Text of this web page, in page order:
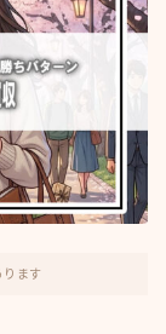
ります